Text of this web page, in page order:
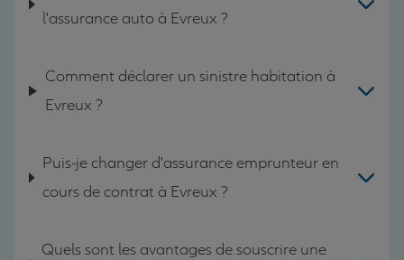
l'assurance auto à Evreux ?
Comment déclarer un sinistre habitation à
Evreux ?
Puis-je changer d'assurance emprunteur en
cours de contrat à Evreux ?
Quels sont les avantages de souscrire une